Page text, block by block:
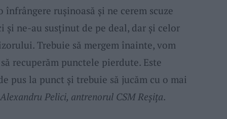
rușinoasă și ne cerem scuze
și ne-au susținut de pe deal, dar și celor
Trebuie să mergem înainte, vom
recuperăm punctele pierdute. Este
pus la punct și trebuie să jucăm cu o mai
Alexandru Pelici, antrenorul CSM Reșița.